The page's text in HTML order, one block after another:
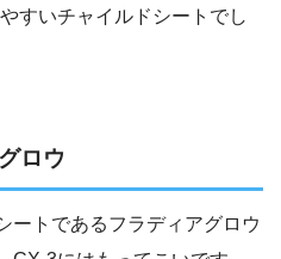
すいチャイルドシートでし
ロウ
ートであるフラディアグロウ